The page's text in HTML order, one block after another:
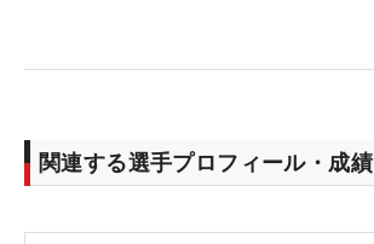
関連する選手プロフィール・成績